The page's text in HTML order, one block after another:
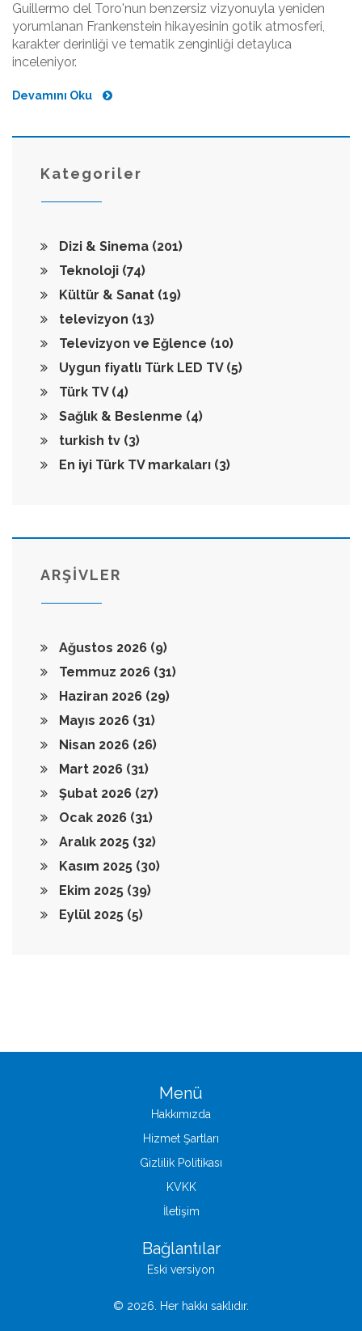
Guillermo del Toro'nun benzersiz vizyonuyla yeniden
yorumlanan Frankenstein hikayesinin gotik atmosferi,
karakter derinliği ve tematik zenginliği detaylıca
inceleniyor.
Devamını Oku
Kategoriler
Dizi & Sinema (201)
Teknoloji (74)
Kültür & Sanat (19)
televizyon (13)
Televizyon ve Eğlence (10)
Uygun fiyatlı Türk LED TV (5)
Türk TV (4)
Sağlık & Beslenme (4)
turkish tv (3)
En iyi Türk TV markaları (3)
ARŞİVLER
Ağustos 2026 (9)
Temmuz 2026 (31)
Haziran 2026 (29)
Mayıs 2026 (31)
Nisan 2026 (26)
Mart 2026 (31)
Şubat 2026 (27)
Ocak 2026 (31)
Aralık 2025 (32)
Kasım 2025 (30)
Ekim 2025 (39)
Eylül 2025 (5)
Menü
Hakkımızda
Hizmet Şartları
Gizlilik Politikası
KVKK
İletişim
Bağlantılar
Eski versiyon
© 2026. Her hakkı saklıdır.